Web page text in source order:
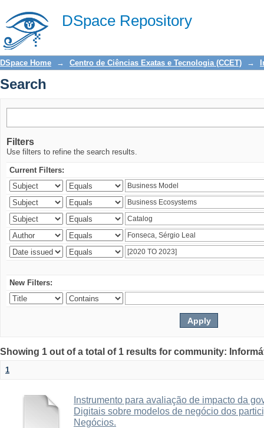
DSpace Repository
Search
DSpace Home → Centro de Ciências Exatas e Tecnologia (CCET) →
Search
Filters
Use filters to refine the search results.
Current Filters:
New Filters:
Showing 1 out of a total of 1 results for community:
1
Instrumento para avaliação de impacto da
Digitais sobre modelos de negócio dos
Negócios.